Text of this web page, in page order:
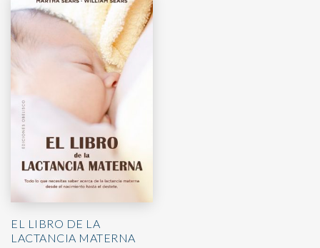
EL LIBRO DE LA
LACTANCIA MATERNA